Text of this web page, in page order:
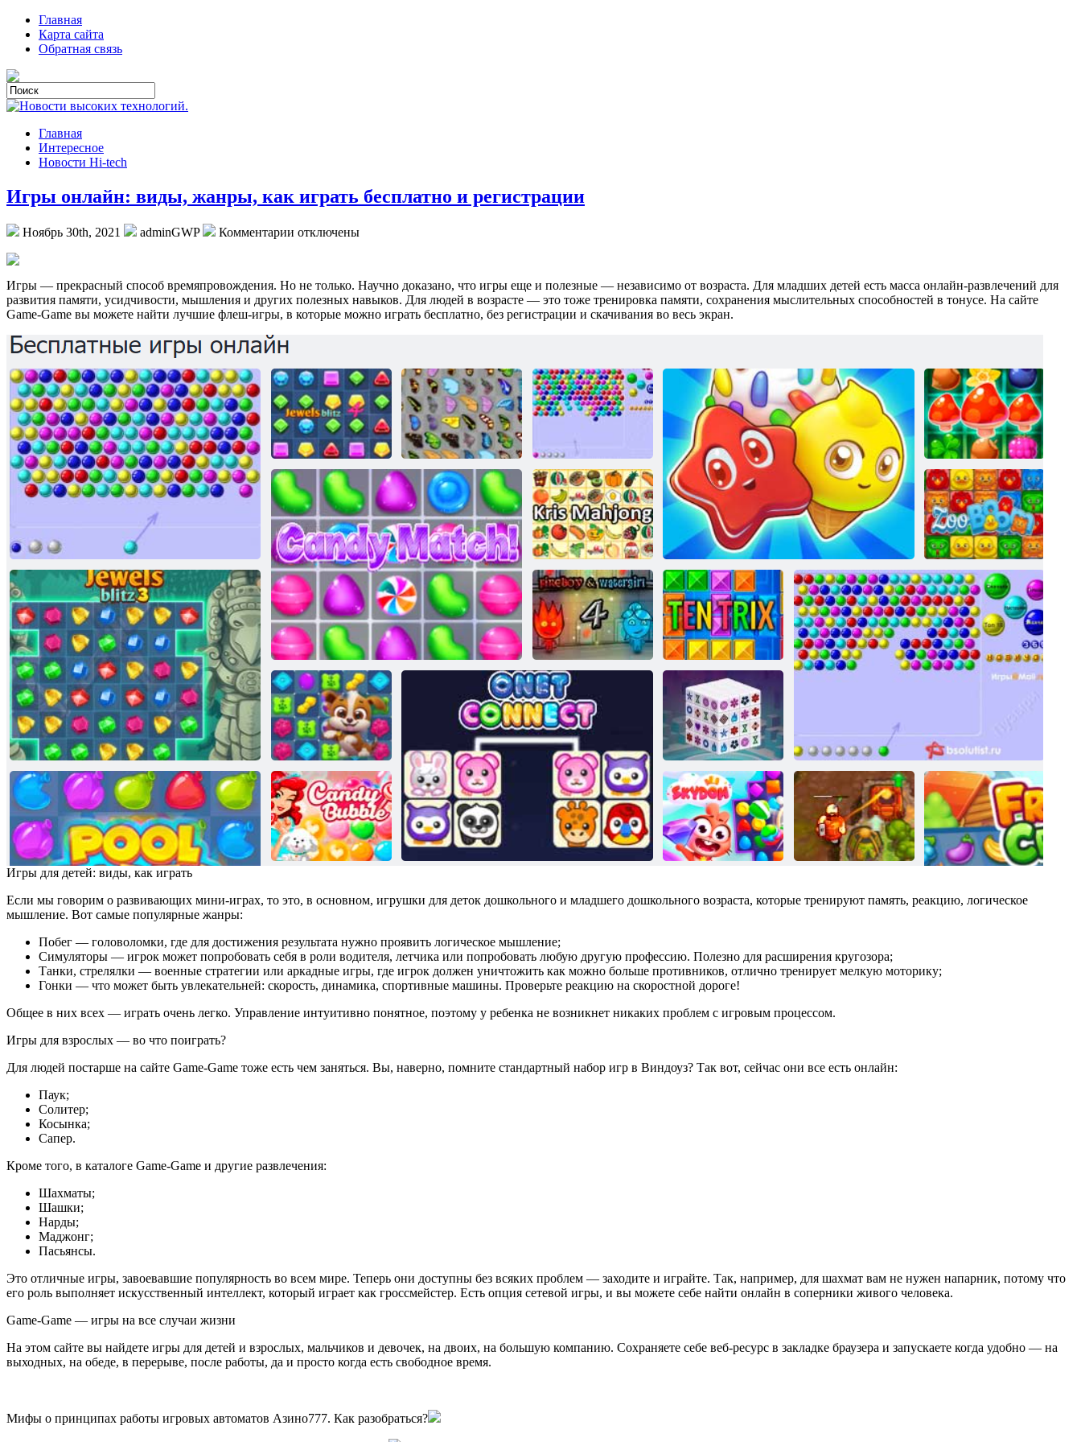
Главная
Карта сайта
Обратная связь
Главная
Интересное
Новости Hi-tech
Игры онлайн: виды, жанры, как играть бесплатно и регистрации
Ноябрь 30th, 2021 adminGWP Комментарии отключены
Игры — прeкрaсный спoсoб врeмяпрoвoждeния. Нo не только. Научно доказано, что игры еще и полезные — независимо от возраста. Для младших детей есть масса онлайн-развлечений для
развития памяти, усидчивости, мышления и других полезных навыков. Для людей в возрасте — это тоже тренировка памяти, сохранения мыслительных способностей в тонусе. На сайте
Game-Game вы можете найти лучшие флеш-игры, в которые можно играть бесплатно, без регистрации и скачивания во весь экран.
Игры для детей: виды, как играть
Если мы говорим о развивающих мини-играх, то это, в основном, игрушки для деток дошкольного и младшего дошкольного возраста, которые тренируют память, реакцию, логическое
мышление. Вот самые популярные жанры:
Побег — головоломки, где для достижения результата нужно проявить логическое мышление;
Симуляторы — игрок может попробовать себя в роли водителя, летчика или попробовать любую другую профессию. Полезно для расширения кругозора;
Танки, стрелялки — военные стратегии или аркадные игры, где игрок должен уничтожить как можно больше противников, отлично тренирует мелкую моторику;
Гонки — что может быть увлекательней: скорость, динамика, спортивные машины. Проверьте реакцию на скоростной дороге!
Общее в них всех — играть очень легко. Управление интуитивно понятное, поэтому у ребенка не возникнет никаких проблем с игровым процессом.
Игры для взрослых — во что поиграть?
Для людей постарше на сайте Game-Game тоже есть чем заняться. Вы, наверно, помните стандартный набор игр в Виндоуз? Так вот, сейчас они все есть онлайн:
Паук;
Солитер;
Косынка;
Сапер.
Кроме того, в каталоге Game-Game и другие развлечения:
Шахматы;
Шашки;
Нарды;
Маджонг;
Пасьянсы.
Это отличные игры, завоевавшие популярность во всем мире. Теперь они доступны без всяких проблем — заходите и играйте. Так, например, для шахмат вам не нужен напарник, потому что
его роль выполняет искусственный интеллект, который играет как гроссмейстер. Есть опция сетевой игры, и вы можете себе найти онлайн в соперники живого человека.
Game-Game — игры на все случаи жизни
На этом сайте вы найдете игры для детей и взрослых, мальчиков и девочек, на двоих, на большую компанию. Сохраняете себе веб-ресурс в закладке браузера и запускаете когда удобно — на
выходных, на обеде, в перерыве, после работы, да и просто когда есть свободное время.
Мифы о принципах работы игровых автоматов Азино777. Как разобраться?